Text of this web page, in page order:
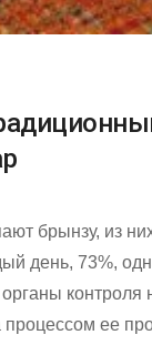
брынзу, из
день, 73%,
контроля
ее